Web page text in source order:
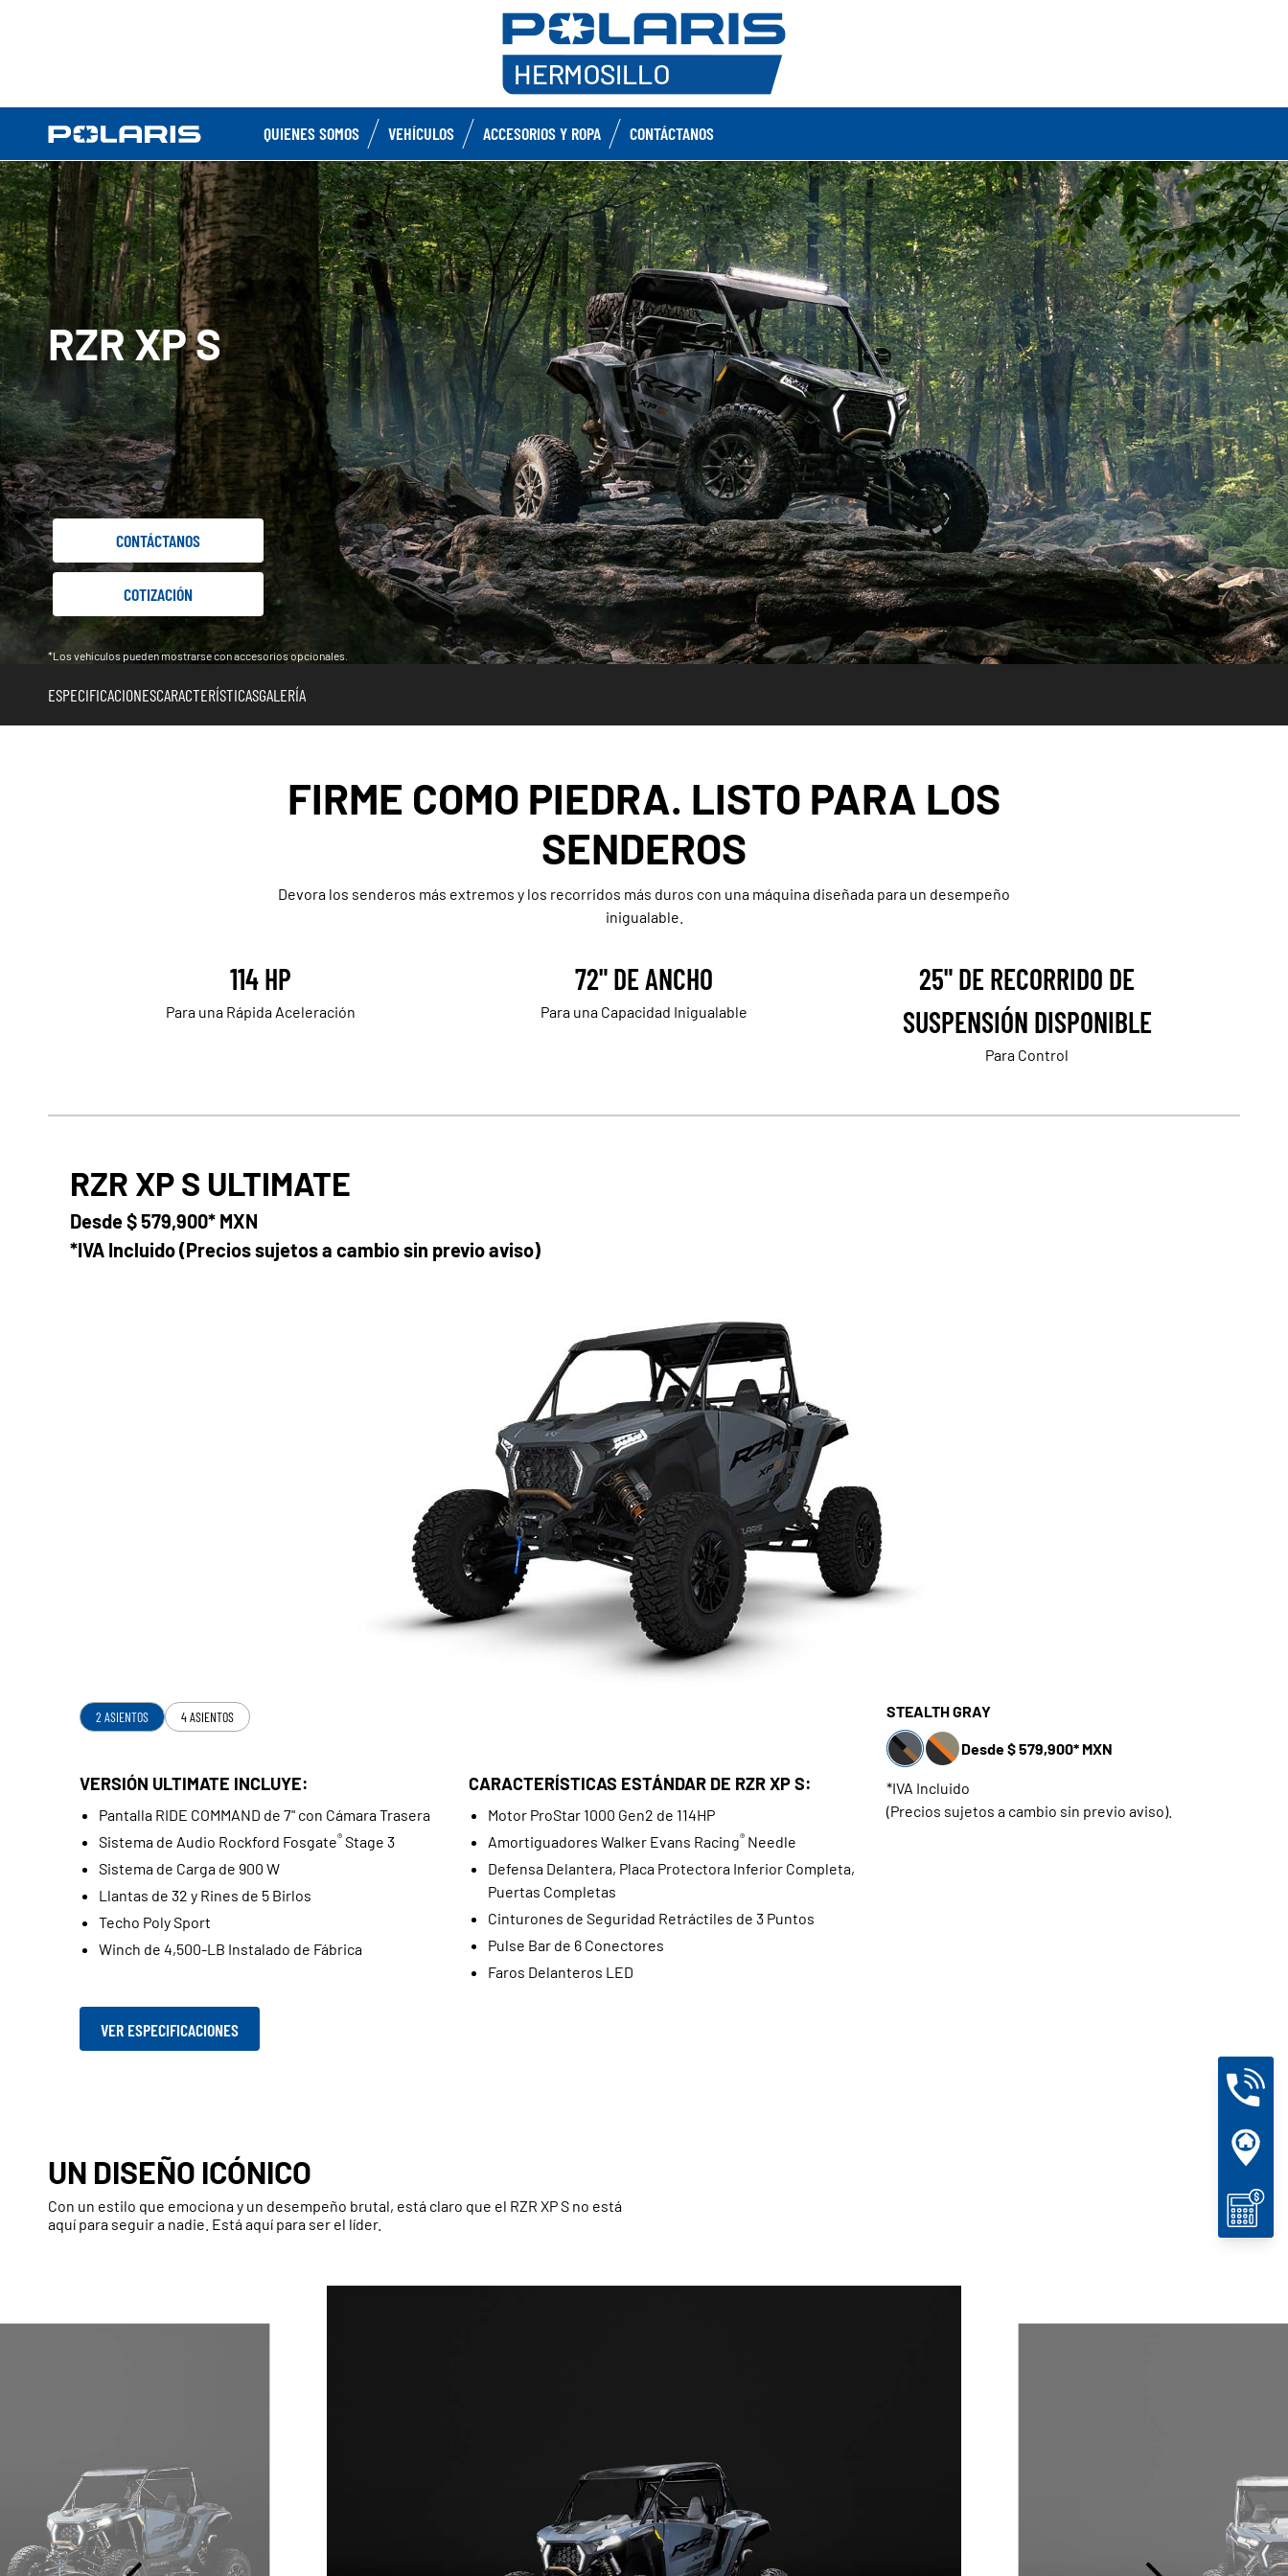
QUIENES SOMOS VEHÍCULOS ACCESORIOS Y ROPA CONTÁCTANOS
RZR XP S
CONTÁCTANOS
COTIZACIÓN
*Los vehículos pueden mostrarse con accesorios opcionales.
ESPECIFICACIONESCARACTERÍSTICASGALERÍA
FIRME COMO PIEDRA. LISTO PARA LOS
SENDEROS
Devora los senderos más extremos y los recorridos más duros con una máquina diseñada para un desempeño
inigualable.
114 HP
Para una Rápida Aceleración
72" DE ANCHO
Para una Capacidad Inigualable
25" DE RECORRIDO DE
SUSPENSIÓN DISPONIBLE
Para Control
RZR XP S ULTIMATE
Desde$ 579,900* MXN
*IVA Incluido (Precios sujetos a cambio sin previo aviso)
2 ASIENTOS 4 ASIENTOS STEALTH GRAY
Desde $ 579,900* MXN
*IVA Incluido
(Precios sujetos a cambio sin previo aviso).
VERSIÓN ULTIMATE INCLUYE:
Pantalla RIDE COMMAND de 7" con Cámara Trasera
Sistema de Audio Rockford Fosgate®Stage 3
Sistema de Carga de 900 W
Llantas de 32 y Rines de 5 Birlos
Techo Poly Sport
Winch de 4,500-LB Instalado de Fábrica
CARACTERÍSTICAS ESTÁNDAR DE RZR XP S:
Motor ProStar 1000 Gen2 de 114HP
Amortiguadores Walker Evans Racing®Needle
Defensa Delantera, Placa Protectora Inferior Completa,
Puertas Completas
Cinturones de Seguridad Retráctiles de 3 Puntos
Pulse Bar de 6 Conectores
Faros Delanteros LED
VER ESPECIFICACIONES
UN DISEÑO ICÓNICO
Con un estilo que emociona y un desempeño brutal, está claro que el RZR XP S no está
aquí para seguir a nadie. Está aquí para ser el líder.